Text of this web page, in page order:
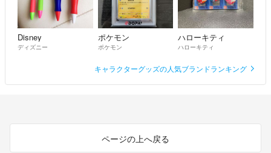
Disney
ディズニー
ポケモン
ポケモン
ハローキティ
ハローキティ
キャラクターグッズの人気ブランドランキング
ページの上へ戻る